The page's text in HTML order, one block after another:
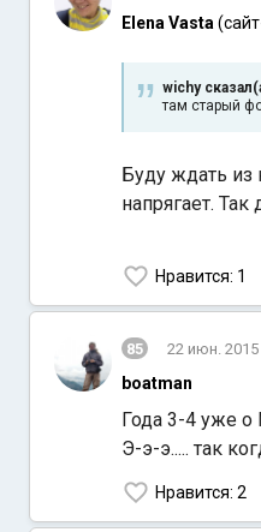
Elena Vasta
wichy
там старый
Буду ждать из
напрягает.
Нравится: 1
85 22 июн. 2015
boatman
Года 3-4 уже о
Э-э-э..... так
Нравится: 2